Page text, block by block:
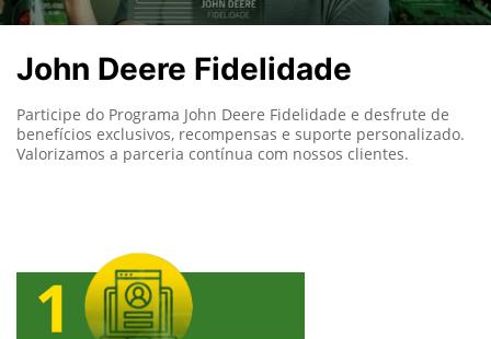
John Deere Fidelidade
Participe do Programa John Deere Fidelidade e desfrute de
benefícios exclusivos, recompensas e suporte personalizado.
Valorizamos a parceria contínua com nossos clientes.